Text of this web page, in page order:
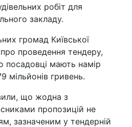
робіт для
закладу.
громад Київської
проведення тендеру,
посадовці мають намір
мільйонів гривень.
що жодна з
пропозицій не
зазначеним у тендерній